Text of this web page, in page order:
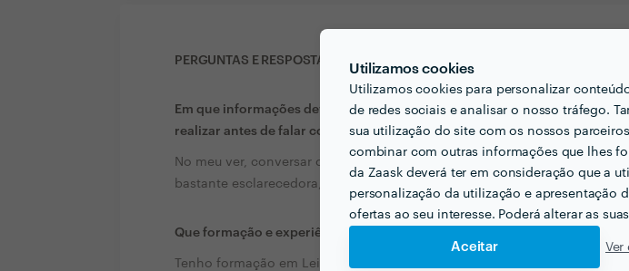
Utilizamos cookies
Utilizamos cookies para personalizar
de redes sociais e analisar o nosso tráfego.
sua utilização do site com os nossos
combinar com outras informações que lhes
da Zaask deverá ter em consideração que a
personalização da utilização e apresentação
ofertas ao seu interesse. Poderá alterar as
Aceitar Ver
PERGUNTAS E RESPOSTAS
Em que informações deve um ou uma cliente pensar acerca do projecto
realizar antes de falar com profissionais?
No meu ver, conversar com os profissionais em uma primeira sessão é
bastante esclarecedora, tanto para, o cliente como para o terapeuta.
Que formação e experiência tem relacionadas com a sua actividade?
Tenho formação em Leitura de aura, Coaching, Programação